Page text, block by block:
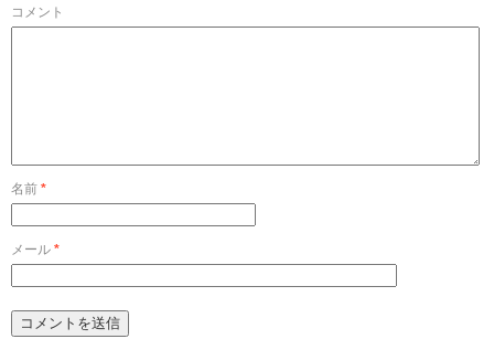
コメント
名前 *
メール *